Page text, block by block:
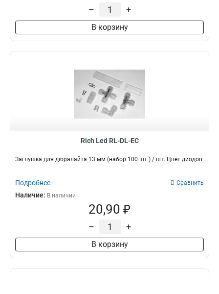
– +
В корзину
Rich Led RL-DL-EC
Заглушка для дюралайта 13 мм (набор 100 шт.) / шт. Цвет диодов
Подробнее Сравнить
Наличие: В наличии
20,90 ₽
– +
В корзину